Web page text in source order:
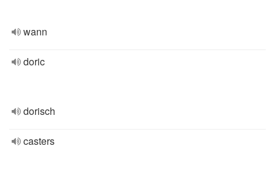
wann
doric
dorisch
casters